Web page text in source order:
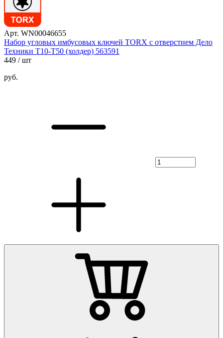
Арт. WN00046655
Набор угловых имбусовых ключей TORX с отверстием Дело
Техники T10-T50 (холдер) 563591
449 / шт
руб.